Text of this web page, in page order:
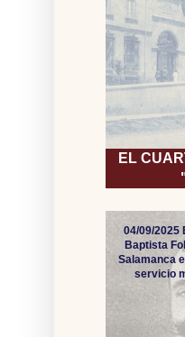
EL
04/09/2025
Baptista
Salamanca
servicio